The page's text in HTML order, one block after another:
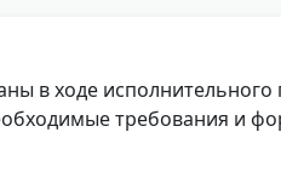
в ходе
требования и